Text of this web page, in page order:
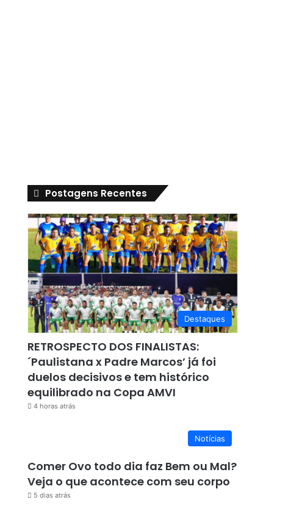
Postagens Recentes
Destaques
RETROSPECTO DOS FINALISTAS:
´Paulistana x Padre Marcos’ já foi
duelos decisivos e tem histórico
equilibrado na Copa AMVI
4 horas atrás
Notícias
Comer Ovo todo dia faz Bem ou Mal?
Veja o que acontece com seu corpo
5 dias atrás